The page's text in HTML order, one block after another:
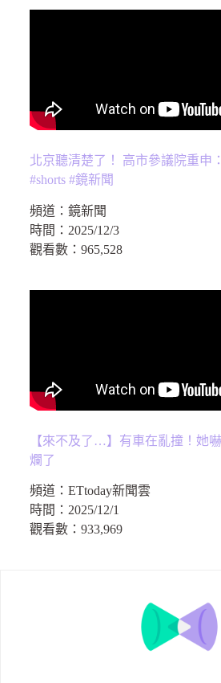
北京聽清楚了！ 高市參議院重申
#shorts #鏡新聞
頻道： 鏡新聞
時間： 2025/12/3
觀看數： 965,528
【來不及了…】有車在亂撞！她
爛了
頻道： ETtoday新聞雲
時間： 2025/12/1
觀看數： 933,969